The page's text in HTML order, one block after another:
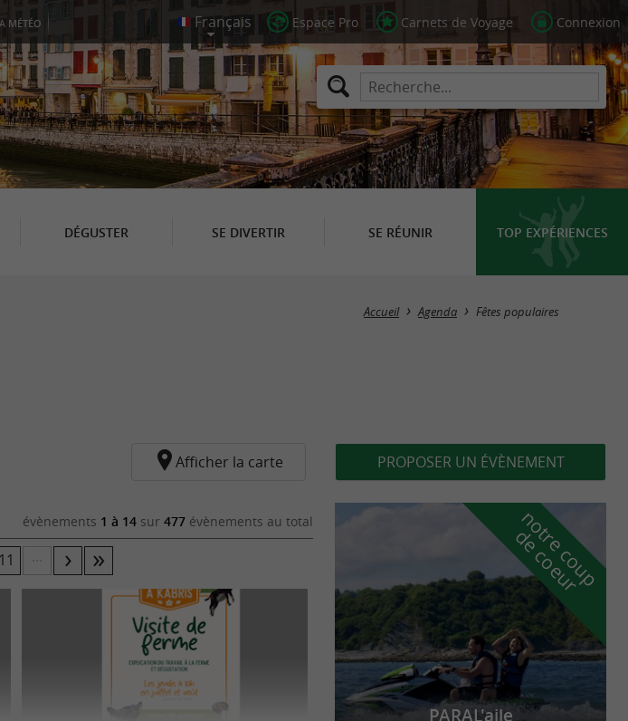
MÉTÉO Espace Pro Carnets de Voyage Connexion
DÉGUSTER SE DIVERTIR SE RÉUNIR TOP EXPÉRIENCES
Masquer la carte
Accueil Agenda Fêtes populaires
Afficher la carte
évènements 1 à 14 sur 477 évènements au total
11
PROPOSER UN ÉVÈNEMENT
n
o
t
r
e
c
o
u
p
d
e
c
o
e
u
r
PARAL'aile